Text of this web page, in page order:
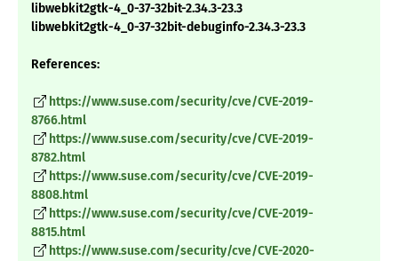
libwebkit2gtk-4_0-37-32bit-2.34.3-23.3
libwebkit2gtk-4_0-37-32bit-debuginfo-2.34.3-23.3
References:
https://www.suse.com/security/cve/CVE-2019-
8766.html
https://www.suse.com/security/cve/CVE-2019-
8782.html
https://www.suse.com/security/cve/CVE-2019-
8808.html
https://www.suse.com/security/cve/CVE-2019-
8815.html
https://www.suse.com/security/cve/CVE-2020-